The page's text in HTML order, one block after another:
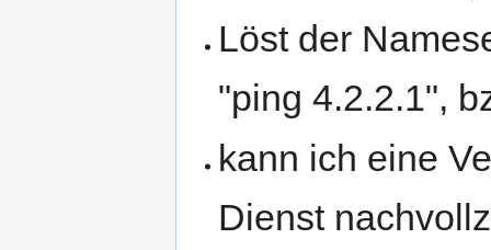
Löst der
"ping 4.2.2.1",
kann ich eine
Dienst